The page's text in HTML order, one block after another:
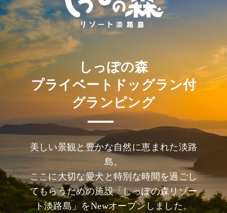
しっぽの森
プライベートドッグラン付
グランピング
美しい景観と豊かな自然に恵まれた淡路
島。
ここに大切な愛犬と特別な時間を過ごし
てもらうための施設「しっぽの森リゾー
ト淡路島」をNewオープンしました。